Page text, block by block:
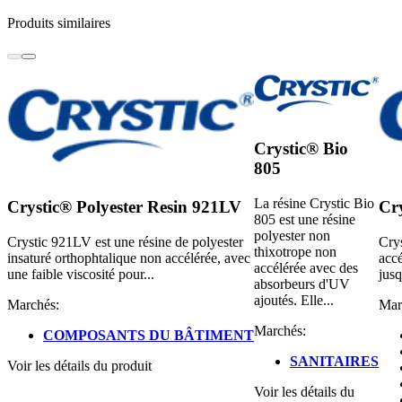
Produits similaires
Crystic® Polyester Resin 921LV
Crystic 921LV est une résine de polyester
insaturé orthophtalique non accélérée, avec
une faible viscosité pour...
Marchés:
COMPOSANTS DU BÂTIMENT
Voir les détails du produit
Crystic® Bio
805
La résine Crystic Bio
805 est une résine
polyester non
thixotrope non
accélérée avec des
absorbeurs d'UV
ajoutés. Elle...
Marchés:
SANITAIRES
Voir les détails du